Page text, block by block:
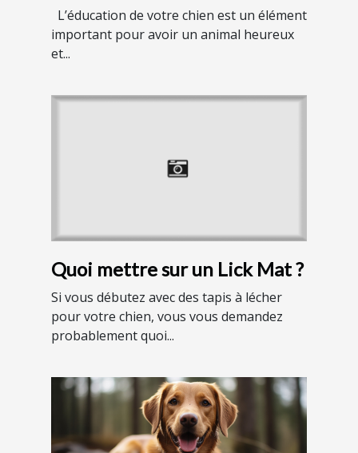
L’éducation de votre chien est un élément
important pour avoir un animal heureux
et...
Quoi mettre sur un Lick Mat ?
Si vous débutez avec des tapis à lécher
pour votre chien, vous vous demandez
probablement quoi...